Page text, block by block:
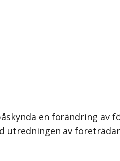
en förändring
av